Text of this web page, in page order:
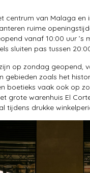
centrum van Malaga en
ruime
vanaf 10:00 uur ’s
sluiten pas tussen
op zondag geopend,
gebieden zoals het
boetieks vaak ook op
grote warenhuis El
tijdens drukke